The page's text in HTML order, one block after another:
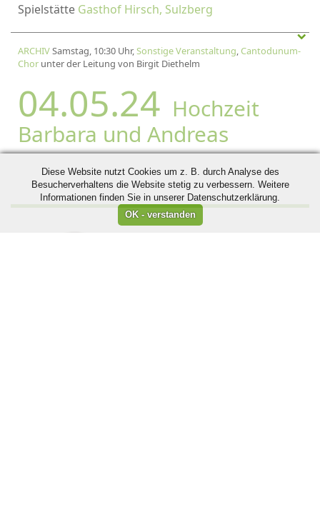
Spielstätte Gasthof Hirsch, Sulzberg
ARCHIVSamstag, 10:30 Uhr,Sonstige Veranstaltung,Cantodunum-
Chor unter der Leitung von Birgit Diethelm
04.05.24 Hochzeit
Barbara und Andreas
Diese Website nutzt Cookies um z. B. durch Analyse des
Besucherverhaltens die Website stetig zu verbessern. Weitere
Informationen finden Sie in unserer Datenschutzerklärung.